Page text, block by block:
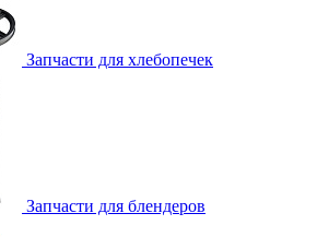
Запчасти для хлебопечек
Запчасти для блендеров